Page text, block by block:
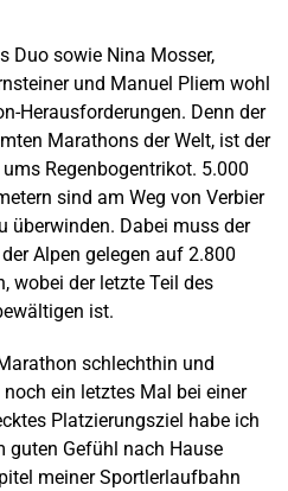
Duo sowie Nina Mosser,
und Manuel Pliem wohl
Herausforderungen. Denn der
Marathons der Welt, ist der
Regenbogentrikot. 5.000
sind am Weg von Verbier
überwinden. Dabei muss der
Alpen gelegen auf 2.800
wobei der letzte Teil des
ist.
schlechthin und
ein letztes Mal bei einer
Platzierungsziel habe ich
guten Gefühl nach Hause
meiner Sportlerlaufbahn